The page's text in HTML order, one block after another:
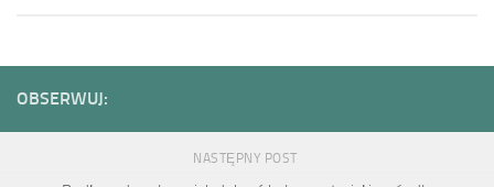
OBSERWUJ:
NASTĘPNY POST